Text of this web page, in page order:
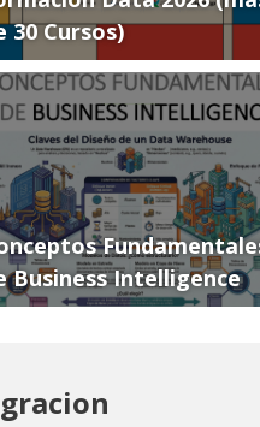
30 Cursos)
Business Intelligence